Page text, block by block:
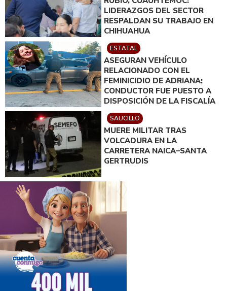
LIDERAZGOS DEL SECTOR
RESPALDAN SU TRABAJO EN
CHIHUAHUA
ESTATAL
ASEGURAN VEHÍCULO
RELACIONADO CON EL
FEMINICIDIO DE ADRIANA;
CONDUCTOR FUE PUESTO A
DISPOSICIÓN DE LA FISCALÍA
SAUCILLO
MUERE MILITAR TRAS
VOLCADURA EN LA
CARRETERA NAICA–SANTA
GERTRUDIS